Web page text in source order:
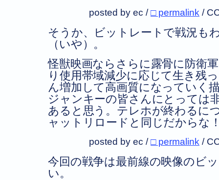
posted by ec /□ permalink /
そうか、ビットレートで戦況も
（いや）。
怪獣映画ならさらに露骨に防衛
り使用帯域減少に応じて生き残
ん増加して高画質になっていく
ジャンキーの皆さんにとっては
あると思う。テレホが終わるに
ャットリロードと同じだからな
posted by ec /□ permalink /
今回の戦争は最前線の映像のビ
い。